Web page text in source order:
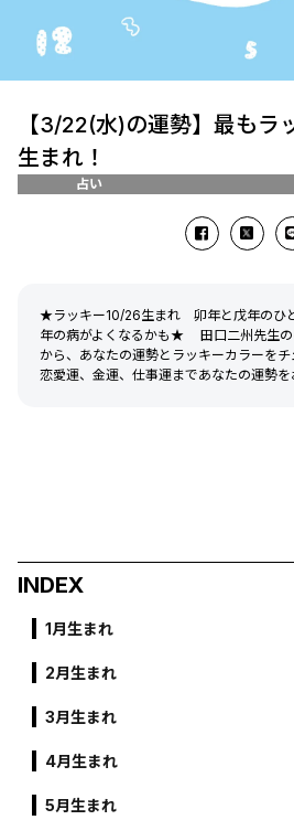
【3/22(水)の運勢】最もラ
生まれ！
占い
★ラッキー10/26生まれ 卯年と戊年のひ
年の病がよくなるかも★ 田口二州先生の
から、あなたの運勢とラッキーカラーを
恋愛運、金運、仕事運まであなたの運勢
INDEX
1月生まれ
2月生まれ
3月生まれ
4月生まれ
5月生まれ